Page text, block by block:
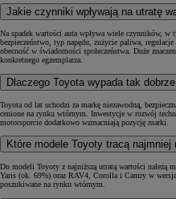
Jakie czynniki wpływają na utratę
Na spadek wartości auta wpływa wiele czynników, w
bezpieczeństwo, typ napędu, zużycie paliwa,
obecność w świadomości społeczeństwa. Duże
konkretnego egzemplarza.
Dlaczego Toyota wypada tak
Toyota od lat uchodzi za markę niezawodną,
cenione na rynku wtórnym. Inwestycje w rozwój
motorsporcie dodatkowo wzmacniają pozycję marki.
Które modele Toyoty tracą najmniej
Do modeli Toyoty z najniższą utratą wartości należą
Yaris (ok. 69%) oraz RAV4, Corolla i Camry w
poszukiwane na rynku wtórnym.